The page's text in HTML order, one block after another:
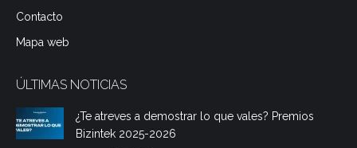
Contacto
Mapa web
ÚLTIMAS NOTICIAS
¿Te atreves a demostrar lo que vales? Premios
Bizintek 2025-2026